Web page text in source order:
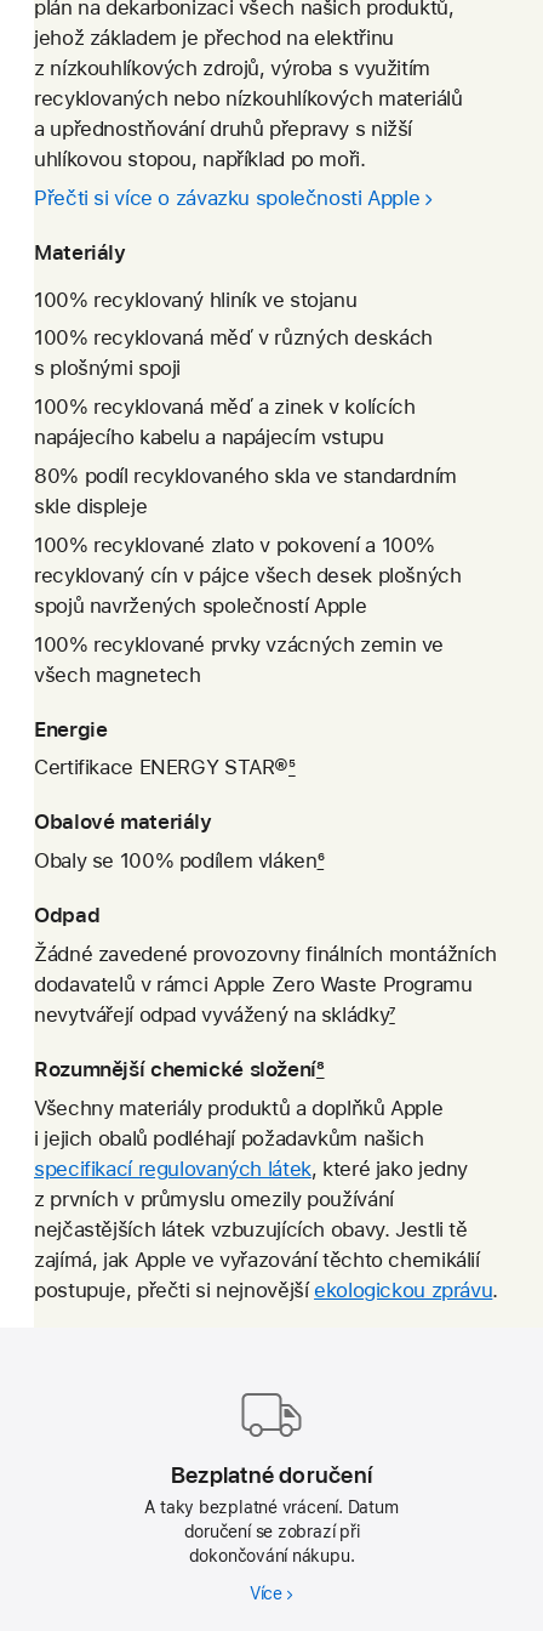
plán na dekarbonizaci všech našich produktů,
jehož základem je přechod na elektřinu
z nízkouhlíkových zdrojů, výroba s využitím
recyklovaných nebo nízkouhlíkových materiálů
a upřednostňování druhů přepravy s nižší
uhlíkovou stopou, například po moři.
Přečti si více o závazku společnosti Apple
Materiály
100% recyklovaný hliník ve stojanu
100% recyklovaná měď v různých deskách
s plošnými spoji
100% recyklovaná měď a zinek v kolících
napájecího kabelu a napájecím vstupu
80% podíl recyklovaného skla ve standardním
skle displeje
100% recyklované zlato v pokovení a 100%
recyklovaný cín v pájce všech desek plošných
spojů navržených společností Apple
100% recyklované prvky vzácných zemin ve
všech magnetech
Energie
Certifikace ENERGY STAR®5
Obalové materiály
Obaly se 100% podílem vláken6
Odpad
Žádné zavedené provozovny finálních montážních
dodavatelů v rámci Apple Zero Waste Programu
nevytvářejí odpad vyvážený na skládky7
Rozumnější chemické složení8
Všechny materiály produktů a doplňků Apple
i jejich obalů podléhají požadavkům našich
specifikací regulovaných látek(PDF)
otevře
se
na novém
panelu
, které jako jedny
z prvních v průmyslu omezily používání
nejčastějších látek vzbuzujících obavy. Jestli tě
zajímá, jak Apple ve vyřazování těchto chemikálií
postupuje, přečti si nejnovější ekologickou zprávu.
Bezplatné doručení
A taky bezplatné vrácení. Datum
doručení se zobrazí při
dokončování nákupu.
Více